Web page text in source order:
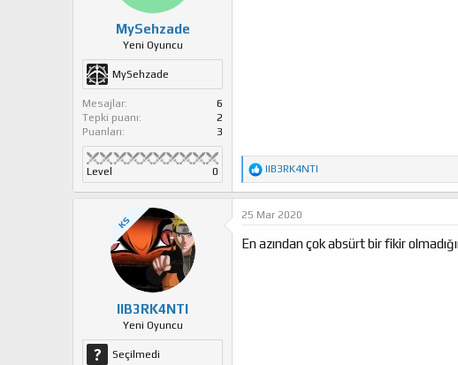
MySehzade
Yeni Oyuncu
MySehzade
Mesajlar
6
Tepki puanı
2
Puanları
3
Level 0
T
e
p
k
l
IIB3RK4NTI
KS
IIB3RK4NTI
Yeni Oyuncu
Seçilmedi
25 Mar 2020
En azından çok absürt bir fikir